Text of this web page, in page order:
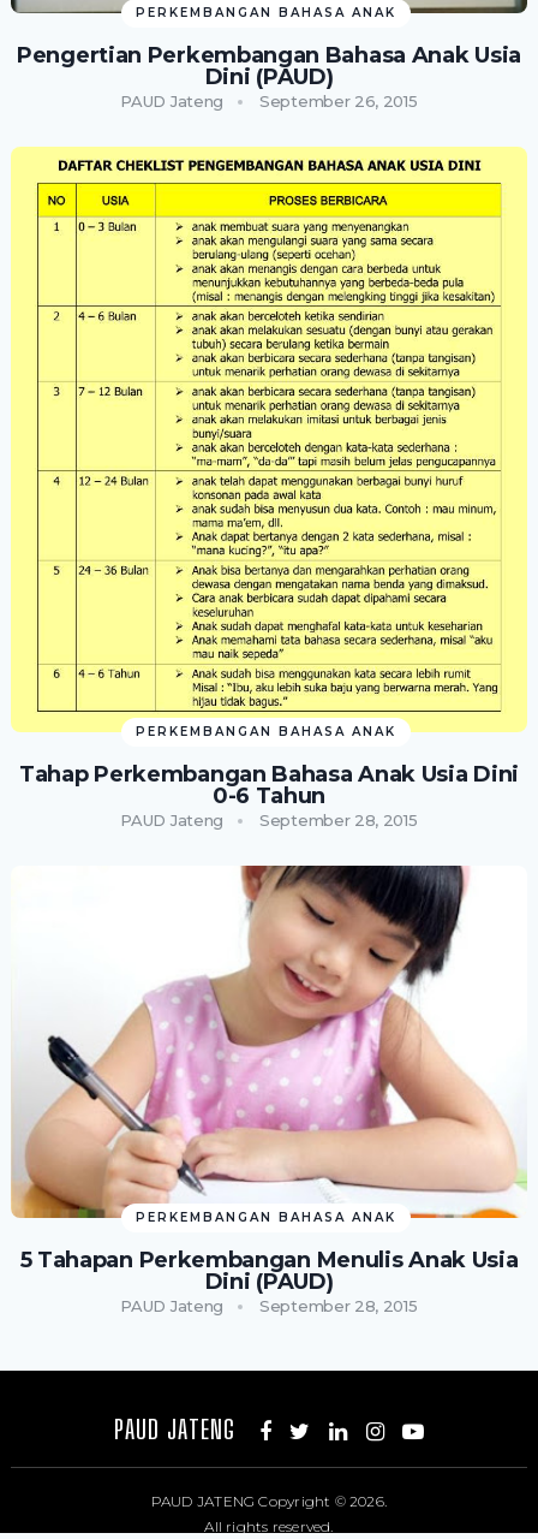
PERKEMBANGAN BAHASA ANAK
Pengertian Perkembangan Bahasa Anak Usia
Dini (PAUD)
PAUD Jateng September 26, 2015
PERKEMBANGAN BAHASA ANAK
Tahap Perkembangan Bahasa Anak Usia Dini
0-6 Tahun
PAUD Jateng September 28, 2015
PERKEMBANGAN BAHASA ANAK
5 Tahapan Perkembangan Menulis Anak Usia
Dini (PAUD)
PAUD Jateng September 28, 2015
PAUD JATENG
PAUD JATENG Copyright © 2026.
All rights reserved.